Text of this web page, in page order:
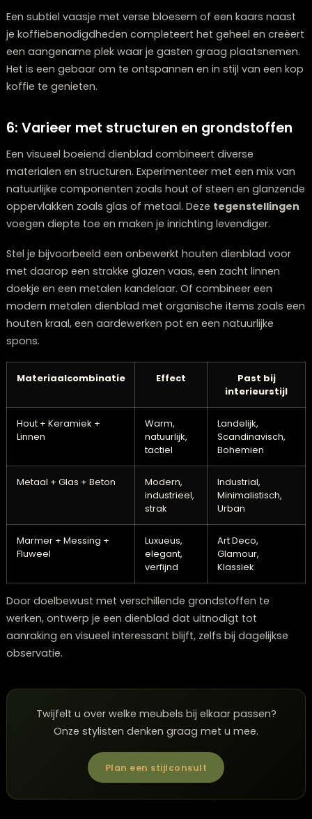
5: Een uitnodigende koffieplek
Verander je dienblad in een charmante koffiebar die
verfraaiend als functioneel is. Schik een set elegante
espressokopjes, een compacte koffiekan of je
kopje op het dienblad. Voeg eventueel een
Selecteer serviesgoed dat qua vormgeving en
harmonieert met je interieur. In een landelijke setting
ambachtelijke keramische bekers uitstekend, terwijl in
modern decor strakke porseleinen kopjes beter
Onthoud datgebruiksgemaken schoonheid elkaar
maar ook prettig zijn in het gebruik.
Een subtiel vaasje met verse bloesem of een kaars
je koffiebenodigdheden completeert het geheel en
een aangename plek waar je gasten graag
koffie te genieten.
6: Varieer met structuren en
Een visueel boeiend dienblad combineert diverse
materialen en structuren. Experimenteer met een mix
natuurlijke componenten zoals hout of steen en
oppervlakken zoals glas of metaal. Deze
voegen diepte toe en maken je inrichting levendiger.
Stel je bijvoorbeeld een onbewerkt houten dienblad
doekje en een metalen kandelaar. Of combineer een
modern metalen dienblad met organische items
houten kraal, een aardewerken pot en een natuurlijke
spons.
Past bij
natuurlijk,
tactiel